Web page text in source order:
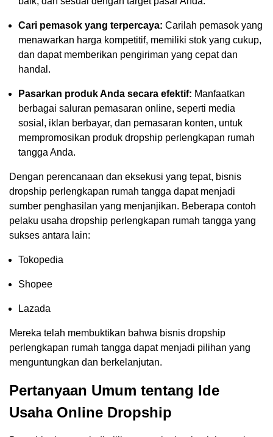
Cari pemasok yang terpercaya: Carilah pemasok yang
menawarkan harga kompetitif, memiliki stok yang cukup,
dan dapat memberikan pengiriman yang cepat dan
handal.
Pasarkan produk Anda secara efektif: Manfaatkan
berbagai saluran pemasaran online, seperti media
sosial, iklan berbayar, dan pemasaran konten, untuk
mempromosikan produk dropship perlengkapan rumah
tangga Anda.
Dengan perencanaan dan eksekusi yang tepat, bisnis
dropship perlengkapan rumah tangga dapat menjadi
sumber penghasilan yang menjanjikan. Beberapa contoh
pelaku usaha dropship perlengkapan rumah tangga yang
sukses antara lain:
Tokopedia
Shopee
Lazada
Mereka telah membuktikan bahwa bisnis dropship
perlengkapan rumah tangga dapat menjadi pilihan yang
menguntungkan dan berkelanjutan.
Pertanyaan Umum tentang Ide
Usaha Online Dropship